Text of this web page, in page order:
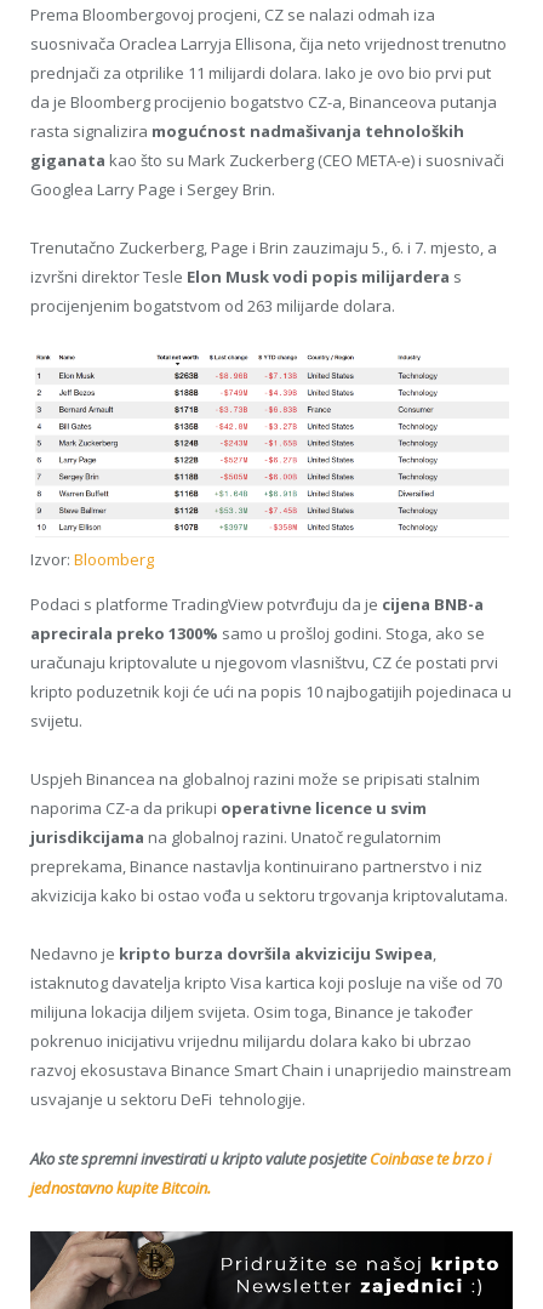
Prema Bloombergovoj procjeni, CZ se nalazi odmah iza
suosnivača Oraclea Larryja Ellisona, čija neto vrijednost trenutno
prednjači za otprilike 11 milijardi dolara. Iako je ovo bio prvi put
da je Bloomberg procijenio bogatstvo CZ-a, Binanceova putanja
rasta signalizira mogućnost nadmašivanja tehnoloških
giganata kao što su Mark Zuckerberg (CEO META-e) i suosnivači
Googlea Larry Page i Sergey Brin.
Trenutačno Zuckerberg, Page i Brin zauzimaju 5., 6. i 7. mjesto, a
izvršni direktor Tesle Elon Musk vodi popis milijardera s
procijenjenim bogatstvom od 263 milijarde dolara.
Izvor: Bloomberg
Podaci s platforme TradingView potvrđuju da je cijena BNB-a
aprecirala preko 1300% samo u prošloj godini. Stoga, ako se
uračunaju kriptovalute u njegovom vlasništvu, CZ će postati prvi
kripto poduzetnik koji će ući na popis 10 najbogatijih pojedinaca u
svijetu.
Uspjeh Binancea na globalnoj razini može se pripisati stalnim
naporima CZ-a da prikupi operativne licence u svim
jurisdikcijama na globalnoj razini. Unatoč regulatornim
preprekama, Binance nastavlja kontinuirano partnerstvo i niz
akvizicija kako bi ostao vođa u sektoru trgovanja kriptovalutama.
Nedavno je kripto burza dovršila akviziciju Swipea,
istaknutog davatelja kripto Visa kartica koji posluje na više od 70
milijuna lokacija diljem svijeta. Osim toga, Binance je također
pokrenuo inicijativu vrijednu milijardu dolara kako bi ubrzao
razvoj ekosustava Binance Smart Chain i unaprijedio mainstream
usvajanje u sektoru DeFi tehnologije.
Ako ste spremni investirati u kripto valute posjetiteCoinbase te brzo i
jednostavno kupite Bitcoin.